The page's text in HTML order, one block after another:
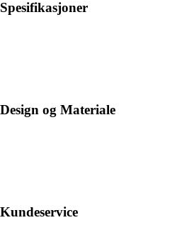
Spesifikasjoner
Design og Materiale
Kundeservice